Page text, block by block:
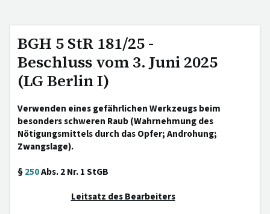
BGH 5 StR 181/25 -
Beschluss vom 3. Juni 2025
(LG Berlin I)
Verwenden eines gefährlichen Werkzeugs beim
besonders schweren Raub (Wahrnehmung des
Nötigungsmittels durch das Opfer; Androhung;
Zwangslage).
§250Abs. 2 Nr. 1 StGB
Leitsatz des Bearbeiters